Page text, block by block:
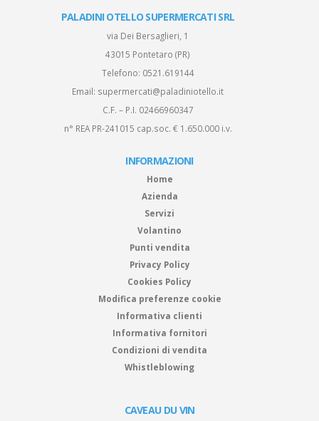
PALADINI OTELLO SUPERMERCATI SRL
via Dei Bersaglieri, 1
43015 Pontetaro (PR)
Telefono: 0521.619144
Email: supermercati@paladiniotello.it
C.F. – P.I. 02466960347
n° REA PR-241015 cap.soc. € 1.650.000 i.v.
INFORMAZIONI
Home
Azienda
Servizi
Volantino
Punti vendita
Privacy Policy
Cookies Policy
Modifica preferenze cookie
Informativa clienti
Informativa fornitori
Condizioni di vendita
Whistleblowing
CAVEAU DU VIN